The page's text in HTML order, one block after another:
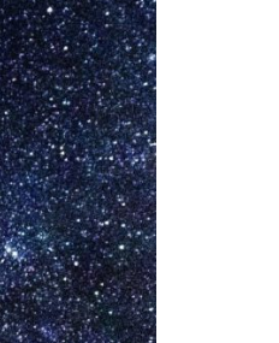
NIEUWS
SAMENWERKEN
CONTACT